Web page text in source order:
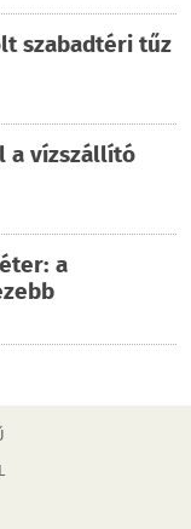
szabadtéri tűz
a vízszállító
a